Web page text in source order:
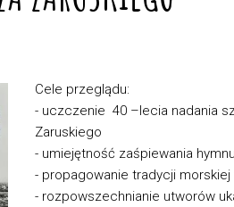
Cele przeglądu:
- uczczenie 40 –lecia nadania
Zaruskiego
- umiejętność zaśpiewania
- propagowanie tradycji
- rozpowszechnianie utworów